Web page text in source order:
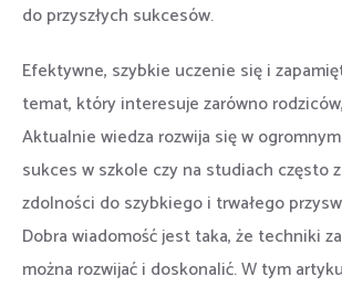
do przyszłych sukcesów.
Efektywne, szybkie uczenie się i
temat, który interesuje zarówno
Aktualnie wiedza rozwija się w
sukces w szkole czy na studiach często
zdolności do szybkiego i trwałego
Dobra wiadomość jest taka, że techniki
można rozwijać i doskonalić. W tym